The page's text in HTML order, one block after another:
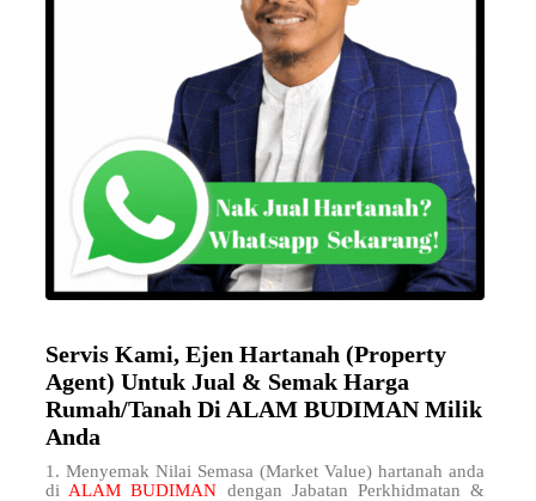
Servis Kami, Ejen Hartanah (Property
Agent) Untuk Jual & Semak Harga
Rumah/Tanah Di ALAM BUDIMAN Milik
Anda
1. Menyemak Nilai Semasa (Market Value) hartanah anda
diALAM BUDIMAN dengan Jabatan Perkhidmatan &